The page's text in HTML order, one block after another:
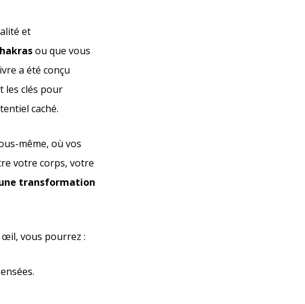
et
ou que vous
a été conçu
les clés pour
caché.
même, où vos
votre corps, votre
transformation
vous pourrez :